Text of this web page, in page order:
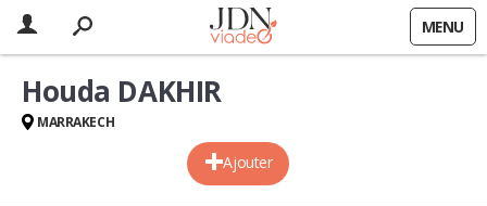
MENU
Ajouter
Houda DAKHIR
MARRAKECH